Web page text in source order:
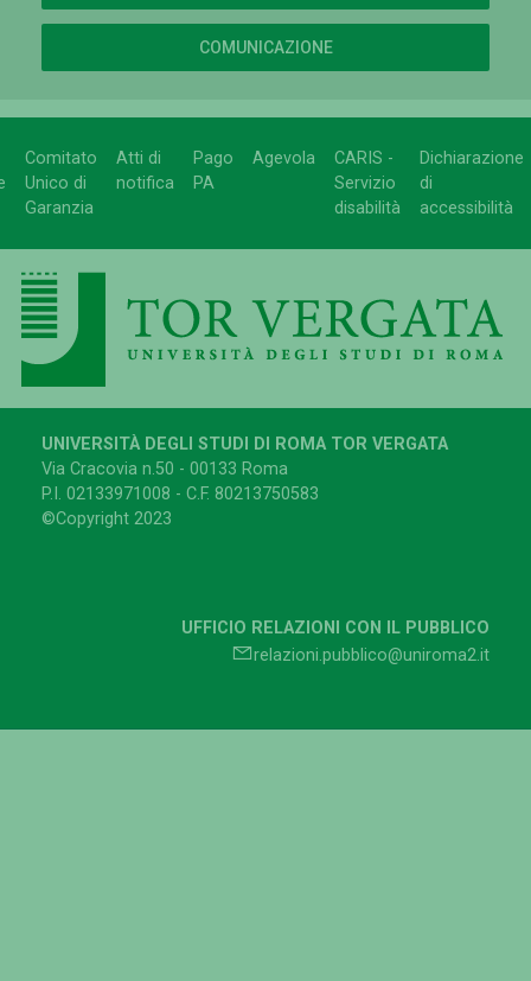
COMUNICAZIONE
Comitato
Unico di
Garanzia
Atti di
notifica
Pago
PA
Agevola
CARIS -
Servizio
disabilità
Dichiarazione
di
accessibilità
UNIVERSITÀ DEGLI STUDI DI ROMA TOR VERGATA
Via Cracovia n.50 - 00133 Roma
P.I. 02133971008 - C.F. 80213750583
©Copyright 2023
UFFICIO RELAZIONI CON IL PUBBLICO
relazioni.pubblico@uniroma2.it